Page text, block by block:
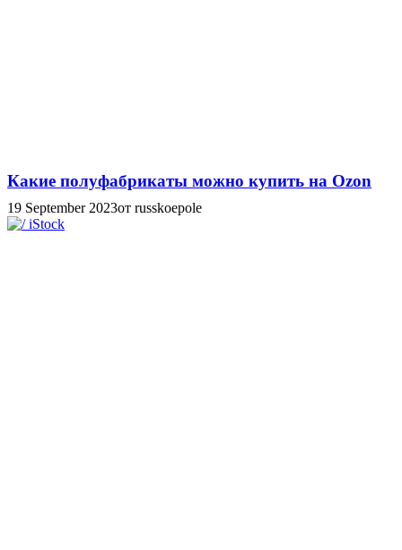
Какие полуфабрикаты можно купить на Ozon
19 September 2023от russkoepole